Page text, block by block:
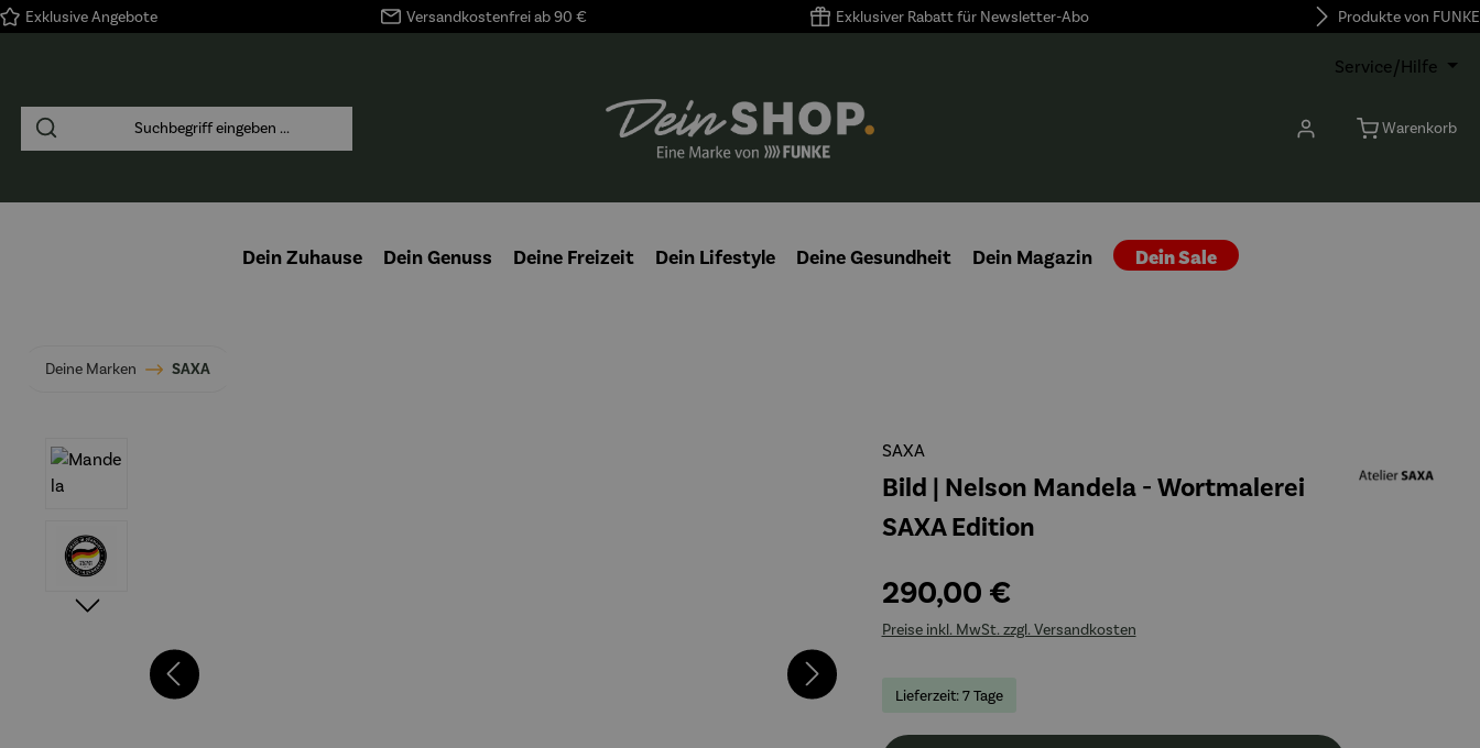
Zur Hauptnavigation springen
Exklusive Angebote Versandkostenfrei ab 90 € Exklusiver Rabatt für Newsletter-Abo Produkte von FUNKE
Service/Hilfe
Warenkorb
Dein Zuhause Dein Genuss Deine Freizeit Dein Lifestyle Deine Gesundheit Dein Magazin Dein Sale
Deine Marken SAXA
Bildergalerie überspringen SAXA
Bild | Nelson Mandela - Wortmalerei
SAXA Edition
290,00 €
Preise inkl. MwSt. zzgl. Versandkosten
Lieferzeit: 7 Tage